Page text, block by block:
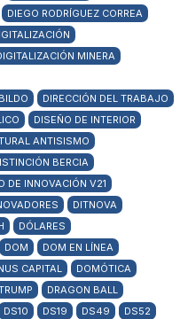
DIEGO RODRÍGUEZ CORREA
MINERA
DIRECCIÓN DEL TRABAJO
DISEÑO DE INTERIOR
ANTISISMO
BERCIA
DE INNOVACIÓN V21
DITNOVA
DÓLARES
DOM
DOM EN LÍNEA
CAPITAL
DOMÓTICA
DRAGON BALL
DS10 DS19 DS49
DS52